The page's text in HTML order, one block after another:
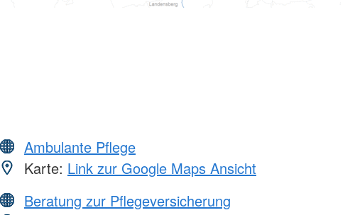
Ambulante Pflege
Karte: Link zur Google Maps Ansicht
Beratung zur Pflegeversicherung